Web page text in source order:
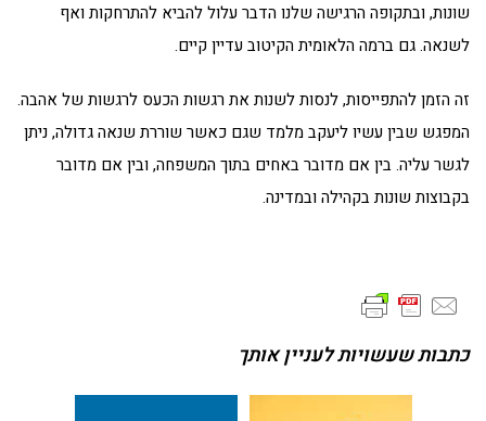
שונות, ובתקופה הרגישה שלנו הדבר עלול להביא להתרחקות ואף
לשנאה. גם ברמה הלאומית הקיטוב עדיין קיים.
זה הזמן להתפייסות, לנסות לשנות את רגשות הכעס לרגשות של אהבה.
המפגש שבין עשיו ליעקב מלמד שגם כאשר שוררת שנאה גדולה, ניתן
לגשר עליה. בין אם מדובר באחים בתוך המשפחה, ובין אם מדובר
בקבוצות שונות בקהילה ובמדינה.
כתבות שעשויות לעניין אותך